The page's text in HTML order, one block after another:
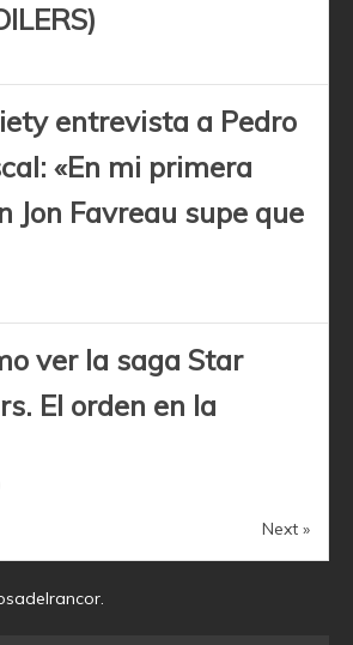
entrevista a Pedro
«En mi primera
Jon Favreau supe que
ver la saga Star
El orden en la
Next »